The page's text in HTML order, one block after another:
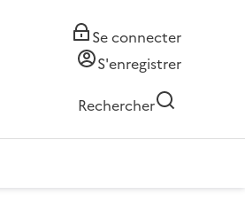
Se connecter
S'enregistrer
Rechercher